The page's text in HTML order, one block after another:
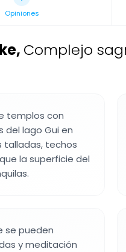
Opiniones
, Complejo
templos con
del lago Gui en
talladas, techos
la superficie del
se pueden
y meditación